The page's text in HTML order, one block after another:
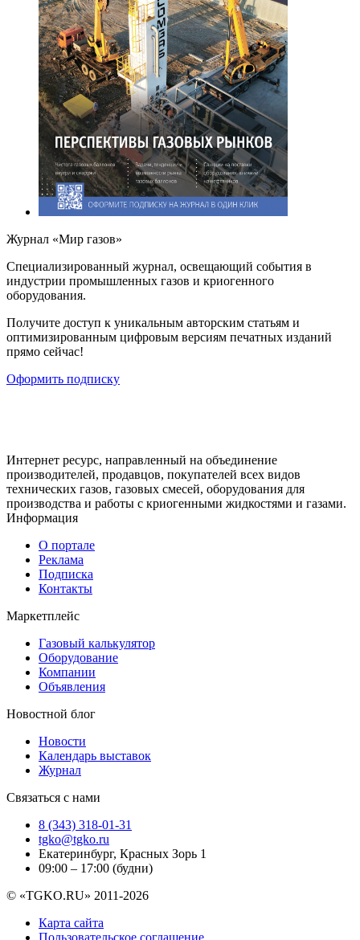
Журнал «Мир газов»
Cпециализированный журнал, освещающий события в
индустрии промышленных газов и криогенного
оборудования.
Получите доступ к уникальным авторским статьям и
оптимизированным цифровым версиям печатных изданий
прямо сейчас!
Оформить подписку
Интернет ресурс, направленный на объединение
производителей, продавцов, покупателей всех видов
технических газов, газовых смесей, оборудования для
производства и работы с криогенными жидкостями и газами.
Информация
О портале
Реклама
Подписка
Контакты
Маркетплейс
Газовый калькулятор
Оборудование
Компании
Объявления
Новостной блог
Новости
Календарь выставок
Журнал
Связаться с нами
8 (343) 318-01-31
tgko@tgko.ru
Екатеринбург, Красных Зорь 1
09:00 – 17:00 (будни)
© «TGKO.RU» 2011-2026
Карта сайта
Пользовательское соглашение